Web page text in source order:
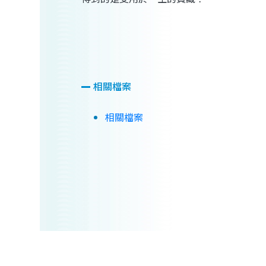
相關檔案
相關檔案